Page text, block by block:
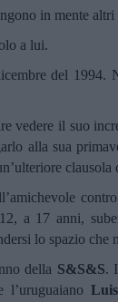
in mente altri
a lui.
del 1994.
vedere il suo
alla sua
a 17 anni,
lo spazio che
della S&S&S.